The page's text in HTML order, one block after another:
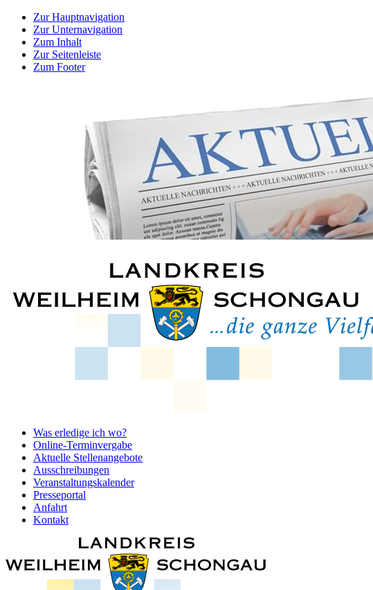
Zur Hauptnavigation
Zur Unternavigation
Zum Inhalt
Zur Seitenleiste
Zum Footer
Was erledige ich wo?
Online-Terminvergabe
Aktuelle Stellenangebote
Ausschreibungen
Veranstaltungskalender
Presseportal
Anfahrt
Kontakt